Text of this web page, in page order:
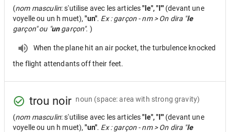
(nom masculin: s'utilise avec les articles"le", "l'" (devant une
voyelle ou un h muet),"un". Ex : garçon - nm > On dira "le
garçon" ou "ungarçon". )
When the plane hit an air pocket, the turbulence knocked
the flight attendants off their feet.
trou noir noun (space: area with strong gravity)
(nom masculin: s'utilise avec les articles"le", "l'" (devant une
voyelle ou un h muet),"un". Ex : garçon - nm > On dira "le